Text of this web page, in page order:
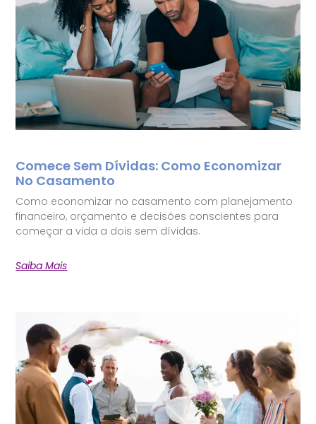
Comece Sem Dívidas: Como Economizar
No Casamento
Como economizar no casamento com planejamento
financeiro, orçamento e decisões conscientes para
começar a vida a dois sem dívidas.
Saiba Mais